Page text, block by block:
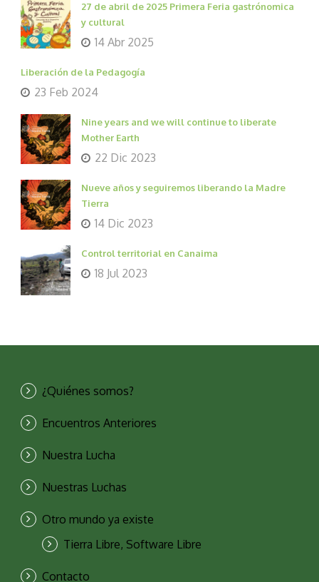
27 de abril de 2025 Primera Feria gastrónomica
y cultural
14 Abr 2025
Liberación de la Pedagogía
23 Feb 2024
Nine years and we will continue to liberate
Mother Earth
22 Dic 2023
Nueve años y seguiremos liberando la Madre
Tierra
14 Dic 2023
Control territorial en Canaima
18 Jul 2023
¿Quiénes somos?
Encuentros Anteriores
Nuestra Lucha
Nuestras Luchas
Otro mundo ya existe
Tierra Libre, Software Libre
Contacto